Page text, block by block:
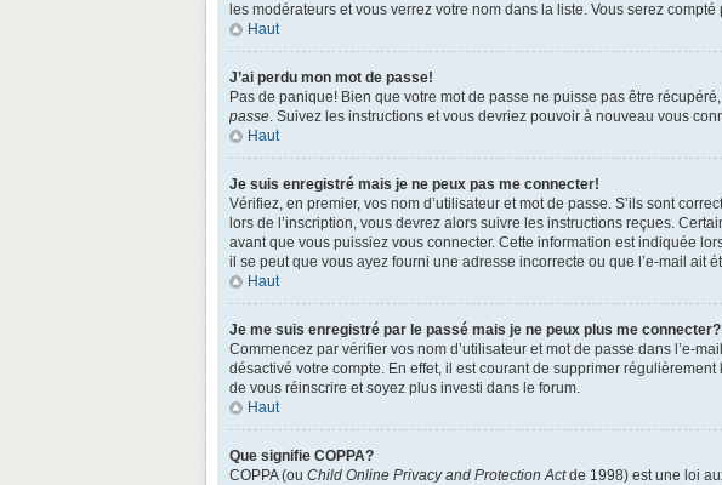
les modérateurs et vous verrez votre nom dans la liste. Vous serez
Haut
J’ai perdu mon mot de passe!
Pas de panique! Bien que votre mot de passe ne puisse pas être
passe. Suivez les instructions et vous devriez pouvoir à nouveau vous
Haut
Je suis enregistré mais je ne peux pas me connecter!
Vérifiez, en premier, vos nom d’utilisateur et mot de passe. S’ils sont
lors de l’inscription, vous devrez alors suivre les instructions reçues.
avant que vous puissiez vous connecter. Cette information est indiquée
il se peut que vous ayez fourni une adresse incorrecte ou que l’e-mail ait
Haut
Je me suis enregistré par le passé mais je ne peux plus me
Commencez par vérifier vos nom d’utilisateur et mot de passe dans l’e-
désactivé votre compte. En effet, il est courant de supprimer
de vous réinscrire et soyez plus investi dans le forum.
Haut
Que signifie COPPA?
COPPA (ou Child Online Privacy and Protection Actde 1998) est une loi